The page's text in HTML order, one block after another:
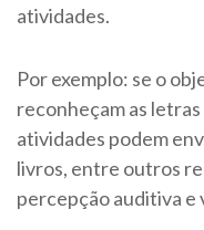
atividades.
Por exemplo: se o
reconheçam as
atividades podem
livros, entre outros
percepção auditiva e